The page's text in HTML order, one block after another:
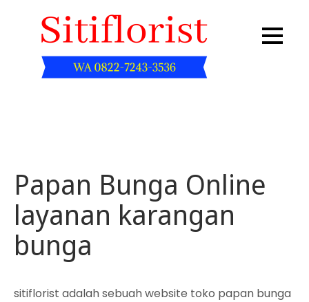
content
Papan Bunga Online
layanan karangan
bunga
sitiflorist adalah sebuah website toko papan bunga